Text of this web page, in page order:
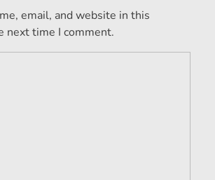
email, and website in this
next time I comment.